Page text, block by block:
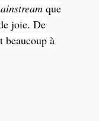
que
joie. De
beaucoup à